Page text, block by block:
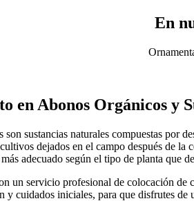
En
en Abonos Orgánicos y
son sustancias naturales compuestas por
dejados en el campo después de la
adecuado según el tipo de planta que
un servicio profesional de colocación de
y cuidados iniciales, para que disfrutes